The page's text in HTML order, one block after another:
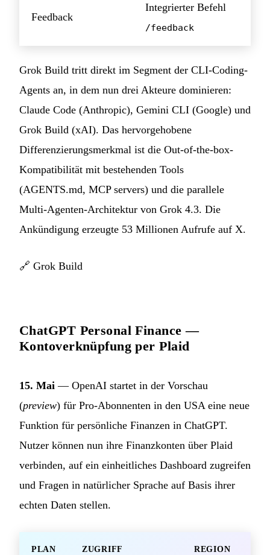
Feedback
Integrierter Befehl
/feedback
Grok Build tritt direkt im Segment der CLI-Coding-
Agents an, in dem nun drei Akteure dominieren:
Claude Code (Anthropic), Gemini CLI (Google) und
Grok Build (xAI). Das hervorgehobene
Differenzierungsmerkmal ist die Out-of-the-box-
Kompatibilität mit bestehenden Tools
(AGENTS.md, MCP servers) und die parallele
Multi-Agenten-Architektur von Grok 4.3. Die
Ankündigung erzeugte 53 Millionen Aufrufe auf X.
🔗 Grok Build
ChatGPT Personal Finance —
Kontoverknüpfung per Plaid
15. Mai — OpenAI startet in der Vorschau
(preview) für Pro-Abonnenten in den USA eine neue
Funktion für persönliche Finanzen in ChatGPT.
Nutzer können nun ihre Finanzkonten über Plaid
verbinden, auf ein einheitliches Dashboard zugreifen
und Fragen in natürlicher Sprache auf Basis ihrer
echten Daten stellen.
PLAN ZUGRIFF REGION